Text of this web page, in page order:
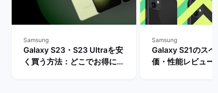
Samsung
Galaxy S23・S23 Ultraを安
く買う方法：どこでお得に購
Samsung
Galaxy S21のスペ
価・性能レビュー